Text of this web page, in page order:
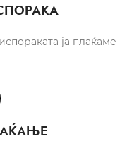
ја плаќаме